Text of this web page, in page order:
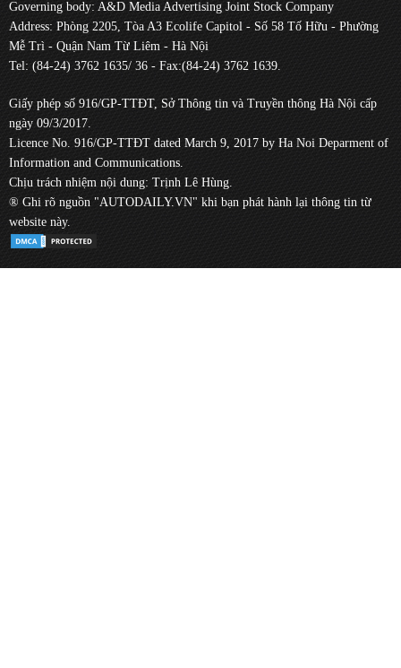
Governing body: A&D Media Advertising Joint Stock Company
Address: Phòng 2205, Tòa A3 Ecolife Capitol - Số 58 Tố Hữu - Phường
Mễ Trì - Quận Nam Từ Liêm - Hà Nội
Tel: (84-24) 3762 1635/ 36 - Fax:(84-24) 3762 1639.
Giấy phép số 916/GP-TTĐT, Sở Thông tin và Truyền thông Hà Nội cấp
ngày 09/3/2017.
Licence No. 916/GP-TTĐT dated March 9, 2017 by Ha Noi Deparment of
Information and Communications.
Chịu trách nhiệm nội dung: Trịnh Lê Hùng.
® Ghi rõ nguồn "AUTODAILY.VN" khi bạn phát hành lại thông tin từ
website này.